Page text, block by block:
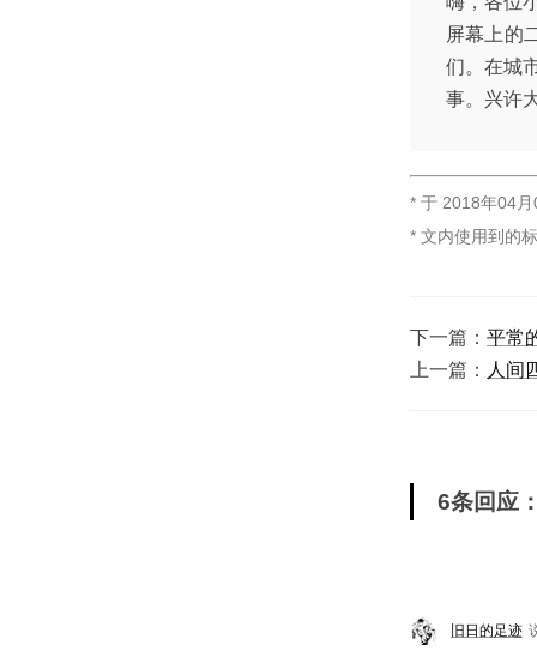
屏幕上的
们。在城
事。兴许
* 于 2018年04月
* 文内使用到的
下一篇： 平常
上一篇： 人间
6条回应
旧日的足迹